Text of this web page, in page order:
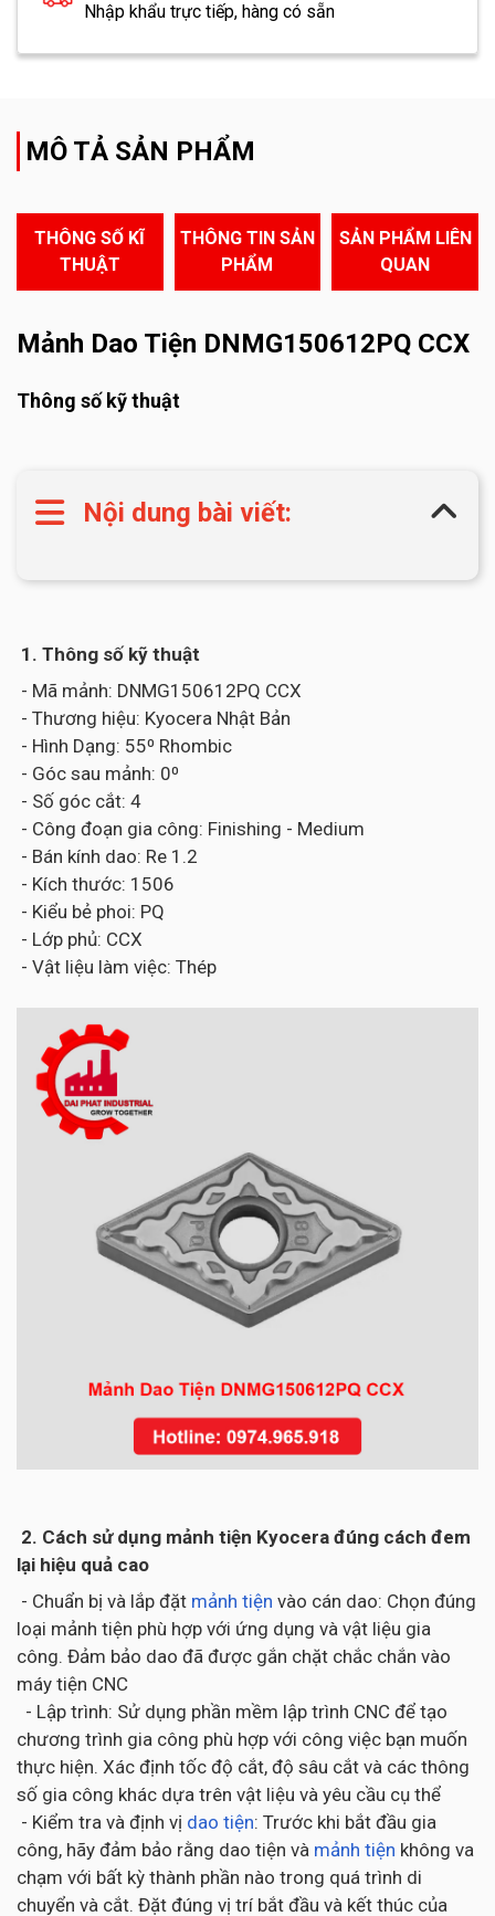
Nhập khẩu trực tiếp, hàng có sẵn
MÔ TẢ SẢN PHẨM
THÔNG SỐ KĨ
THUẬT
THÔNG TIN SẢN
PHẨM
SẢN PHẨM LIÊN
QUAN
Mảnh Dao Tiện DNMG150612PQ CCX
Thông số kỹ thuật
Nội dung bài viết:
1. Thông số kỹ thuật
- Mã mảnh: DNMG150612PQ CCX
- Thương hiệu: Kyocera Nhật Bản
- Hình Dạng: 55⁰ Rhombic
- Góc sau mảnh: 0⁰
- Số góc cắt: 4
- Công đoạn gia công: Finishing - Medium
- Bán kính dao: Re 1.2
- Kích thước: 1506
- Kiểu bẻ phoi: PQ
- Lớp phủ: CCX
- Vật liệu làm việc: Thép
2. Cách sử dụng mảnh tiện Kyocera đúng cách đem
lại hiệu quả cao
- Chuẩn bị và lắp đặt mảnh tiện vào cán dao: Chọn đúng
loại mảnh tiện phù hợp với ứng dụng và vật liệu gia
công. Đảm bảo dao đã được gắn chặt chắc chắn vào
máy tiện CNC
- Lập trình: Sử dụng phần mềm lập trình CNC để tạo
chương trình gia công phù hợp với công việc bạn muốn
thực hiện. Xác định tốc độ cắt, độ sâu cắt và các thông
số gia công khác dựa trên vật liệu và yêu cầu cụ thể
- Kiểm tra và định vị dao tiện: Trước khi bắt đầu gia
công, hãy đảm bảo rằng dao tiện và mảnh tiện không va
chạm với bất kỳ thành phần nào trong quá trình di
chuyển và cắt. Đặt đúng vị trí bắt đầu và kết thúc của